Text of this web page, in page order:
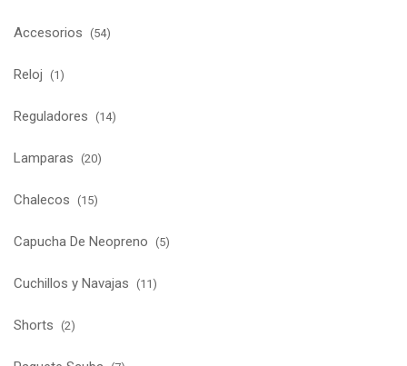
Accesorios (54)
Reloj (1)
Reguladores (14)
Lamparas (20)
Chalecos (15)
Capucha De Neopreno (5)
Cuchillos y Navajas (11)
Shorts (2)